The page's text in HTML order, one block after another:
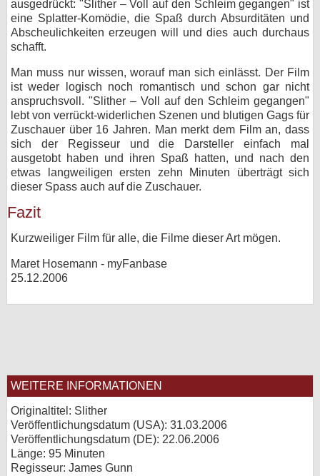
ausgedrückt: "Slither – Voll auf den Schleim gegangen" ist
eine Splatter-Komödie, die Spaß durch Absurditäten und
Abscheulichkeiten erzeugen will und dies auch durchaus
schafft.
Man muss nur wissen, worauf man sich einlässt. Der Film
ist weder logisch noch romantisch und schon gar nicht
anspruchsvoll. "Slither – Voll auf den Schleim gegangen"
lebt von verrückt-widerlichen Szenen und blutigen Gags für
Zuschauer über 16 Jahren. Man merkt dem Film an, dass
sich der Regisseur und die Darsteller einfach mal
ausgetobt haben und ihren Spaß hatten, und nach den
etwas langweiligen ersten zehn Minuten überträgt sich
dieser Spass auch auf die Zuschauer.
Fazit
Kurzweiliger Film für alle, die Filme dieser Art mögen.
Maret Hosemann - myFanbase
25.12.2006
WEITERE INFORMATIONEN
Originaltitel: Slither
Veröffentlichungsdatum (USA): 31.03.2006
Veröffentlichungsdatum (DE): 22.06.2006
Länge: 95 Minuten
Regisseur: James Gunn